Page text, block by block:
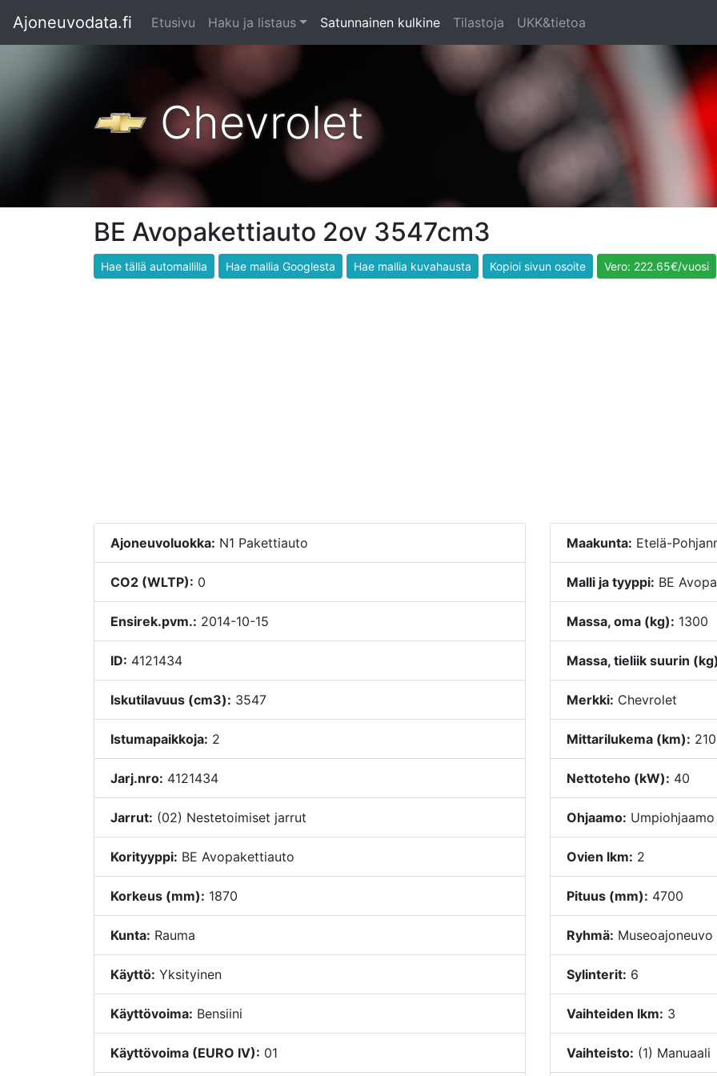
Ajoneuvodata.fi Etusivu Haku ja listaus Satunnainen kulkine Tilastoja UKK&tietoa
Chevrolet
BE Avopakettiauto 2ov 3547cm3
Hae tällä automallilla Hae mallia Googlesta Hae mallia kuvahausta Kopioi sivun osoite Vero: 222.65€/vuosi
Ajoneuvoluokka: N1 Pakettiauto
CO2 (WLTP): 0
Ensirek.pvm.: 2014-10-15
ID: 4121434
Iskutilavuus (cm3): 3547
Istumapaikkoja: 2
Jarj.nro: 4121434
Jarrut: (02) Nestetoimiset jarrut
Korityyppi: BE Avopakettiauto
Korkeus (mm): 1870
Kunta: Rauma
Käyttö: Yksityinen
Käyttövoima: Bensiini
Käyttövoima (EURO IV): 01
Maakunta: Etelä-
Malli ja tyyppi: BE
Massa, oma (kg): 1300
Massa, tieliik suurin
Merkki: Chevrolet
Mittarilukema (km):
Nettoteho (kW): 40
Ohjaamo: Umpiohjaamo
Ovien lkm: 2
Pituus (mm): 4700
Ryhmä: Museoajoneuvo
Sylinterit: 6
Vaihteiden lkm: 3
Vaihteisto: (1) Manuaali